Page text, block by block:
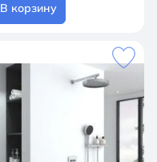
В корзину